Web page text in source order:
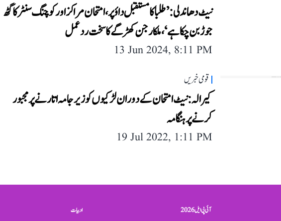
نیٹ دھاندلی: ’طلبا کا مستقبل داؤ پر، امتحان مراکز اور کوچنگ سنٹر کا گٹھ
جوڑ بن چکا ہے‘، ملکارجن کھڑگے کا سخت رد عمل
13 Jun 2024, 8:11 PM
قومی خبریں
کیرالہ: نیٹ امتحان کے دوران لڑکیوں کو زیر جامہ اتارنے پر مجبور
کرنے پر ہنگامہ
19 Jul 2022, 1:11 PM
ادبیات آئی پی ایل 2026